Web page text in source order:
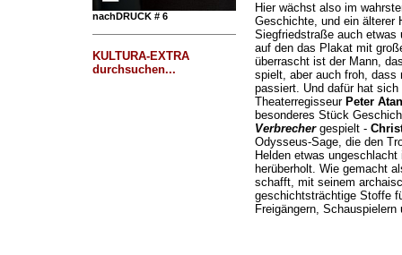
nachDRUCK # 6
KULTURA-EXTRA
durchsuchen...
Hier wächst also im
Geschichte, und ein älterer
Siegfriedstraße auch etwas
auf den das Plakat mit
überrascht ist der Mann,
spielt, aber auch froh, dass
passiert. Und dafür hat sich
Theaterregisseur Peter
besonderes Stück
Verbrechergespielt -
Odysseus-Sage, die den
Helden etwas
herüberholt. Wie gemacht
schafft, mit seinem
geschichtsträchtige Stoffe
Freigängern,